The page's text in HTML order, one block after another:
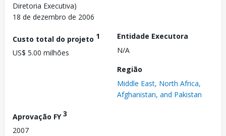
Diretoria Executiva)
18 de dezembro de 2006
Custo total do projeto 1
US$ 5.00 milhões
Entidade Executora
N/A
Região
Middle East, North Africa,
Afghanistan, and Pakistan
Aprovação FY3
2007